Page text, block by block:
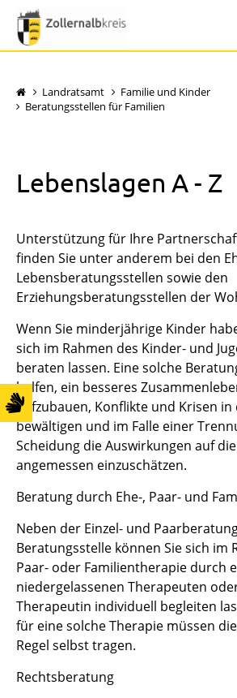
Landratsamt
Familie und Kinder
Beratungsstellen für Familien
Lebenslagen A - Z
Unterstützung für Ihre
finden Sie unter anderem bei den
Lebensberatungsstellen sowie den
Erziehungsberatungsstellen der
Wenn Sie minderjährige Kinder
sich im Rahmen des Kinder- und
beraten lassen. Eine solche
helfen, ein besseres
aufzubauen, Konflikte und Krisen in
bewältigen und im Falle einer
Scheidung die Auswirkungen auf
angemessen einzuschätzen.
Beratung durch Ehe-, Paar- und
Neben der Einzel- und
Beratungsstelle können Sie sich im
Paar- oder Familientherapie durch
niedergelassenen Therapeuten
Therapeutin individuell begleiten
für eine solche Therapie müssen
Regel selbst tragen.
Rechtsberatung